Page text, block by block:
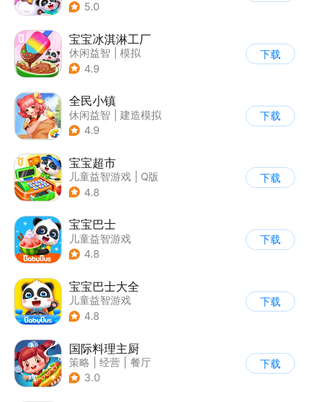
| 学习教育
5.0
宝宝冰淇淋工厂
休闲益智
模拟
| 宝宝巴士
4.9
下载
全民小镇
休闲益智
建造模拟
| 卡通
4.9
下载
宝宝超市
儿童益智游戏
Q版
4.8
下载
宝宝巴士
儿童益智游戏
| 启蒙早教
4.8
下载
宝宝巴士大全
儿童益智游戏
| 启蒙早教
4.8
下载
国际料理主厨
策略 经营
餐厅
| 学习教育
3.0
下载